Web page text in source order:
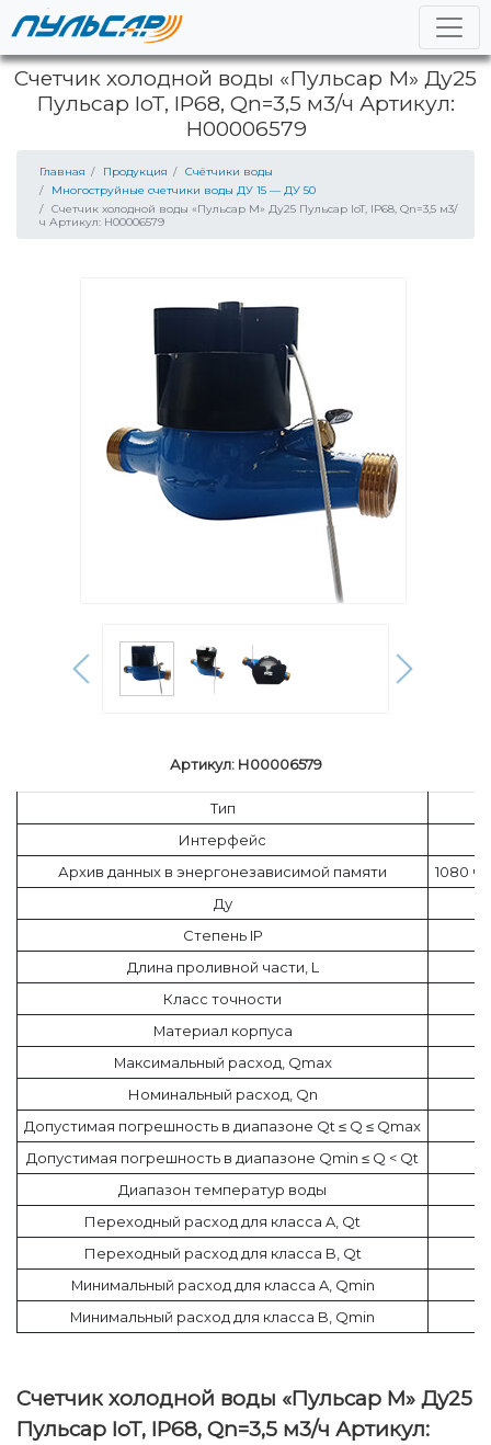
Счетчик холодной воды «Пульсар М» Ду25
Пульсар IoT, IP68, Qn=3,5 м3/ч Артикул:
Н00006579
Главная Продукция
Счётчики воды
Многоструйные счетчики воды ДУ 15 — ДУ 50
Счетчик холодной воды «Пульсар М» Ду25 Пульсар IoT, IP68, Qn=3,5 м3/
ч Артикул: Н00006579
Артикул: Н00006579
Тип
Интерфейс
Архив данных в энергонезависимой памяти
1080
Ду
Степень IP
Длина проливной части, L
Класс точности
Материал корпуса
Максимальный расход, Qmax
Номинальный расход, Qn
Допустимая погрешность в диапазоне Qt ≤ Q ≤ Qmax
Допустимая погрешность в диапазоне Qmin ≤ Q < Qt
Диапазон температур воды
Переходный расход для класса A, Qt
Переходный расход для класса B, Qt
Минимальный расход для класса A, Qmin
Минимальный расход для класса B, Qmin
Счетчик холодной воды «Пульсар М» Ду25
Пульсар IoT, IP68, Qn=3,5 м3/ч Артикул: